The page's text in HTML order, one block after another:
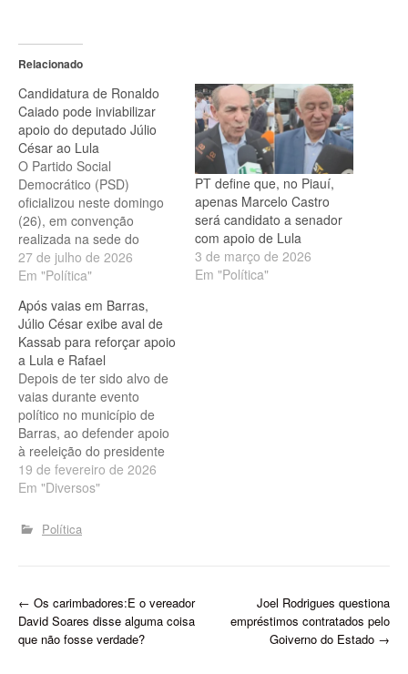
Relacionado
Candidatura de Ronaldo
Caiado pode inviabilizar
apoio do deputado Júlio
César ao Lula
O Partido Social
Democrático (PSD)
oficializou neste domingo
(26), em convenção
realizada na sede do
partido em São Paulo, a
candidatura do ex-
Ronaldo Caiado à
Presidência da República.
O presidente nacional da
legenda, Gilberto Kassab,
foi confirmado como
candidato a vice. O
deputado federal Júlio
César(PSD/PI) é…
27 de julho de 2026
Em "Política"
PT define que, no Piauí,
apenas Marcelo Castro
será candidato a senador
com apoio de Lula
3 de março de 2026
Em "Política"
Após vaias em Barras,
Júlio César exibe aval de
Kassab para reforçar apoio
a Lula e Rafael
Depois de ter sido alvo de
vaias durante evento
político no município de
Barras, ao defender apoio
à reeleição do presidente
Luiz Inácio Lula da Silva e
do governador Rafael
federal Júlio César voltou a
público para destacar o
Democrático…
19 de fevereiro de 2026
Em "Diversos"
Política
P
o
← Os carimbadores:E o vereador
David Soares disse alguma coisa
que não fosse verdade?
Joel Rodrigues questiona
empréstimos contratados pelo
Goiverno do Estado →